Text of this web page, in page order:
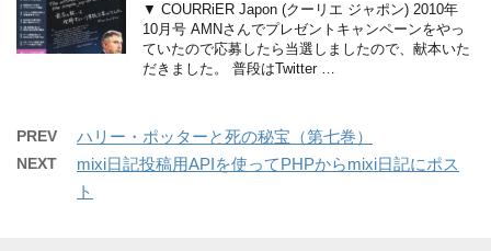
▼ COURRiER Japon (クーリエ ジャポン) 2010年
10月号 AMNさんでプレゼントキャンペーンをやっ
ていたので応募したら当選しましたので、献本いた
だきました。 普段はTwitter …
PREV ハリー・ポッターと死の秘宝（第七巻）
NEXT
mixi日記投稿用APIを使ってPHPからmixi日記にポス
ト